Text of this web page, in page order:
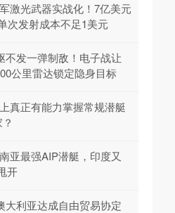
激光武器实战化！7亿美元
次发射成本不足1美元
不发一弹制敌！电子战让
公里雷达锁定隐身目标
真正有能力掌握常规潜艇
亚最强AIP潜艇，印度又
开
大利亚达成自由贸易协定